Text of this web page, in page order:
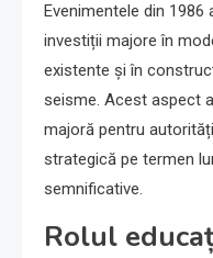
Evenimentele din
investiții majore în
existente și în
seisme. Acest aspect
majoră pentru
strategică pe termen
semnificative.
Rolul